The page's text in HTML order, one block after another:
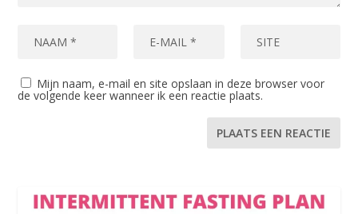
Mijn naam, e-mail en site opslaan in deze browser voor
de volgende keer wanneer ik een reactie plaats.